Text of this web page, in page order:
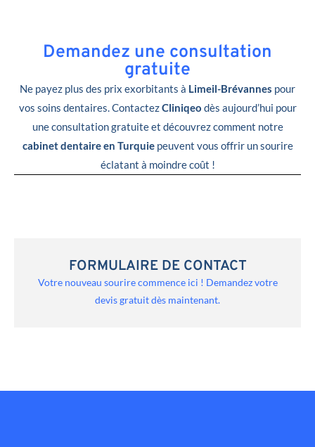
Demandez une consultation
gratuite
Ne payez plus des prix exorbitants à Limeil-Brévannes pour
vos soins dentaires. ContactezCliniqeo dès aujourd’hui pour
une consultation gratuite et découvrez comment notre
cabinet dentaire en Turquiepeuvent vous offrir un sourire
éclatant à moindre coût !
FORMULAIRE DE CONTACT
Votre nouveau sourire commence ici ! Demandez votre
devis gratuit dès maintenant.